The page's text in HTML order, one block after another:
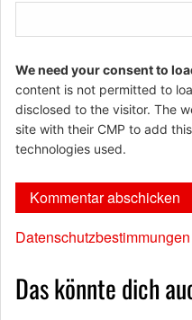
We need your consent to
content is not permitted to
disclosed to the visitor. The
site with their CMP to add
technologies used.
Datenschutzbestimmungen
Das könnte dich